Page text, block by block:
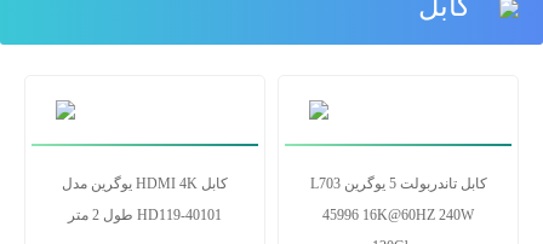
کابل تاندربولت 5 یوگرین L703
45996 16K@60HZ 240W
کابل پرینتر یوگرین مدل US104
10328 طول 3 متر